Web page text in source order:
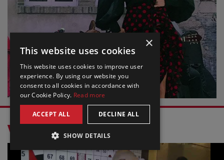
VIDEO POPOLARI
×
This website uses cookies
This website uses cookies to improve user
experience. By using our website you
consent to all cookies in accordance with
our Cookie Policy. Read more
ACCEPT ALL DECLINE ALL
SHOW DETAILS